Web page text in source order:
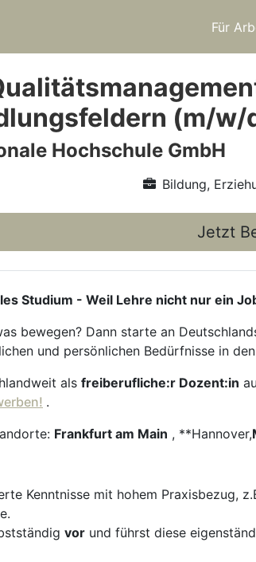
Für
(m/w/
Hochschule GmbH
Bildung,
Jetzt
Studium - Weil Lehre nicht nur ein
bewegen? Dann starte an
und persönlichen Bedürfnisse in
als freiberufliche:r Dozent:in
.
Frankfurt am Main , **Hannover,
Kenntnisse mit hohem Praxisbezug,
vor und führst diese